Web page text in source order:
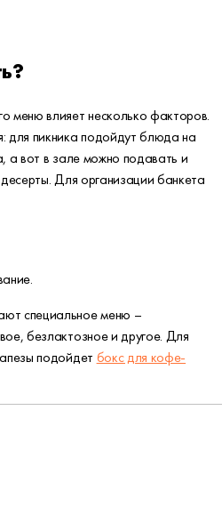
меню влияет несколько факторов.
для пикника подойдут блюда на
а вот в зале можно подавать и
Для организации банкета
специальное меню –
безлактозное и другое. Для
подойдет бокс для кофе-